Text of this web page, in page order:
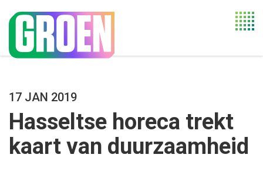
17 JAN 2019
Hasseltse horeca trekt
kaart van duurzaamheid